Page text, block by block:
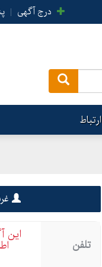
درج آگهی |
ارتباط
تلفن
این